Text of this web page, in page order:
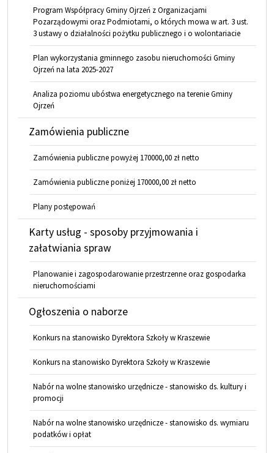
Program Współpracy Gminy Ojrzeń z Organizacjami
Pozarządowymi oraz Podmiotami, o których mowa w art. 3 ust.
3 ustawy o działalności pożytku publicznego i o wolontariacie
Plan wykorzystania gminnego zasobu nieruchomości Gminy
Ojrzeń na lata 2025-2027
Analiza poziomu ubóstwa energetycznego na terenie Gminy
Ojrzeń
Zamówienia publiczne
Zamówienia publiczne powyżej 170000,00 zł netto
Zamówienia publiczne poniżej 170000,00 zł netto
Plany postępowań
Karty usług - sposoby przyjmowania i
załatwiania spraw
Planowanie i zagospodarowanie przestrzenne oraz gospodarka
nieruchomościami
Ogłoszenia o naborze
Konkurs na stanowisko Dyrektora Szkoły w Kraszewie
Konkurs na stanowisko Dyrektora Szkoły w Kraszewie
Nabór na wolne stanowisko urzędnicze - stanowisko ds. kultury i
promocji
Nabór na wolne stanowisko urzędnicze - stanowisko ds. wymiaru
podatków i opłat